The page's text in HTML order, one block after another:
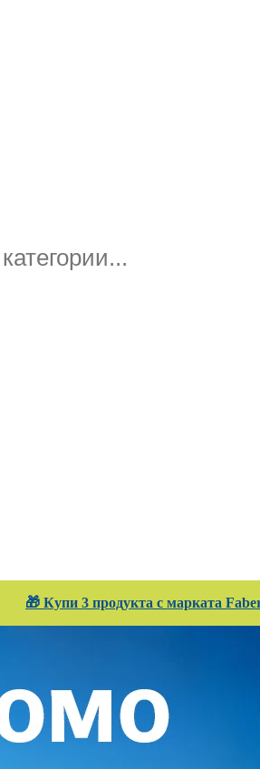
🎁 Купи 3 продукта с марката